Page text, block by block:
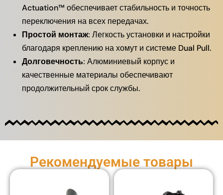
Actuation™ обеспечивает стабильность и точность
переключения на всех передачах.
Простой монтаж: Легкость установки и настройки
благодаря креплению на хомут и системе Dual Pull.
Долговечность: Алюминиевый корпус и
качественные материалы обеспечивают
продолжительный срок службы.
Рекомендуемые товары